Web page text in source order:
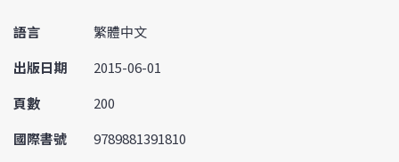
語言
繁體中文
出版日期
2015-06-01
頁數
200
國際書號
9789881391810